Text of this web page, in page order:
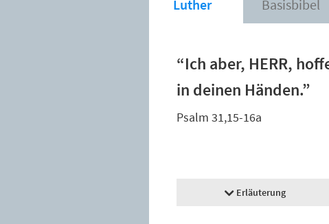
Luther Basisbibel
“Ich aber, HERR,
in deinen Händen.”
Psalm 31,15-16a
Erläuterung